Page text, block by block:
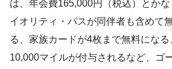
は、年会費165,000円（税込）とか
イオリティ・パスが同伴者も含めて
る、家族カードが4枚まで無料にな
10,000マイルが付与されるなど、ゴ